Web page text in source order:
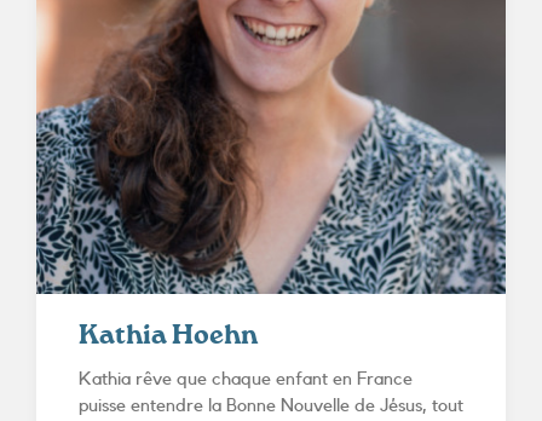
Kathia Hoehn
Kathia rêve que chaque enfant en France
puisse entendre la Bonne Nouvelle de Jésus, tout